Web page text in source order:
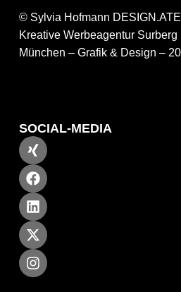
© Sylvia Hofmann
Kreative Werbeagentur
München – Grafik & Design –
SOCIAL-MEDIA